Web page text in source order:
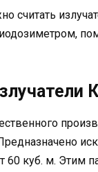
считать
куб. м. Этим